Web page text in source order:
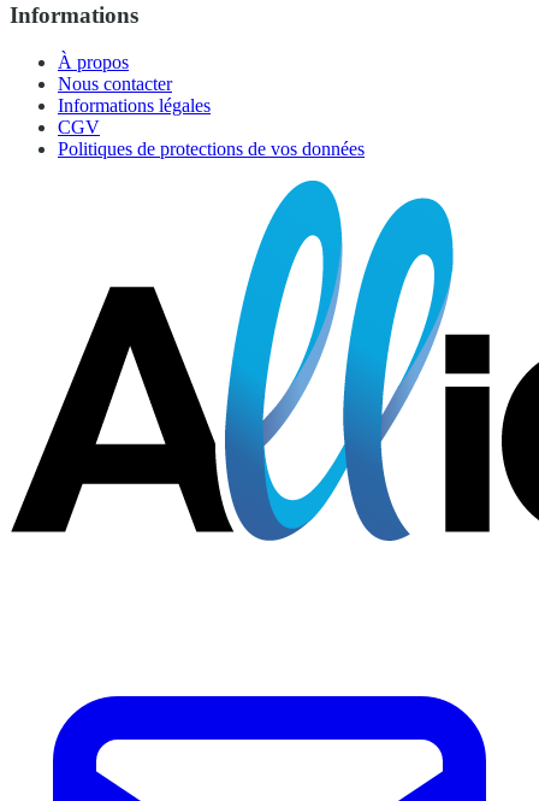
Informations
À propos
Nous contacter
Informations légales
CGV
Politiques de protections de vos données